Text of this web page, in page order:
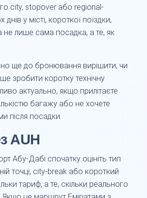
city, stopover або regional-
у місті, короткої поїздки,
не лише сама посадка, а те, як
ще до бронювання вирішити, чи
зробити коротку технічну
актуально, якщо прилітаєте
багажу або не хочете
після посадки.
AUH
Абу-Дабі спочатку оцініть тип
точці, city-break або короткий
тариф, а те, скільки реального